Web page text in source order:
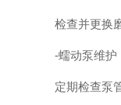
检查并更换磨
-蠕动泵维护
定期检查泵管